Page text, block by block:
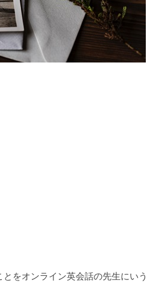
をオンライン英会話の先生にいう